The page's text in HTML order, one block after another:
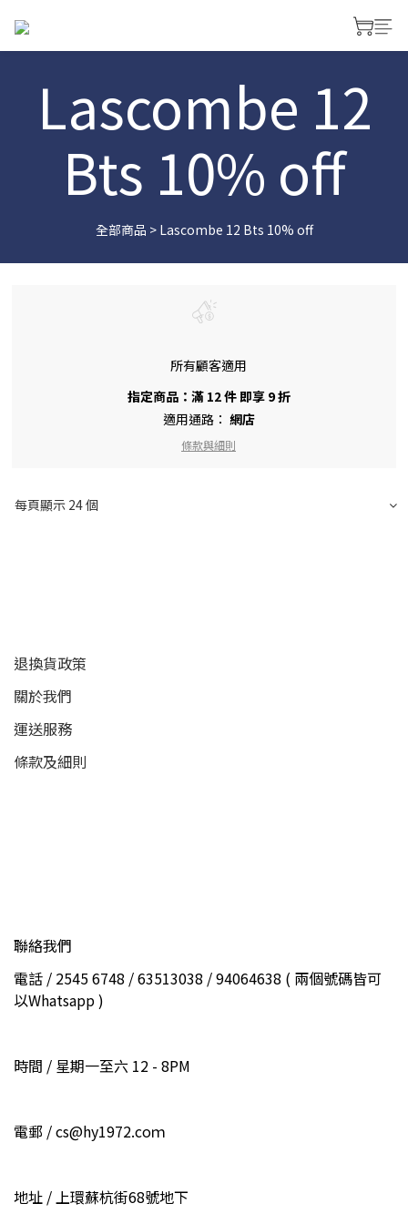
Lascombe 12
Bts 10% off
全部商品 > Lascombe 12 Bts 10% off
所有顧客適用
指定商品：滿 12 件 即享 9 折
適用通路： 網店
條款與細則
每頁顯示 24 個
退換貨政策
關於我們
運送服務
條款及細則
聯絡我們
電話 / 2545 6748 / 63513038 / 94064638 ( 兩個號碼皆可
以Whatsapp )
時間 / 星期一至六 12 - 8PM
電郵 / cs@hy1972.coｍ
地址 / 上環蘇杭街68號地下